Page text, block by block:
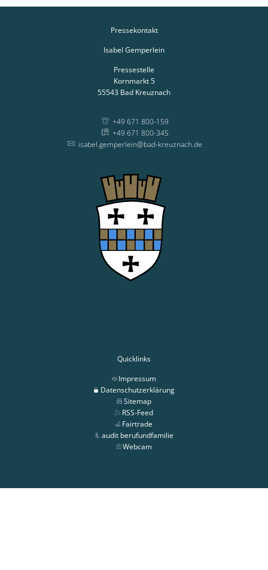
Pressekontakt
Isabel Gemperlein
Pressestelle
Kornmarkt 5
55543 Bad Kreuznach
+49 671 800-159
+49 671 800-345
isabel.gemperlein@bad-kreuznach.de
Quicklinks
Impressum
Datenschutzerklärung
Sitemap
RSS-Feed
Fairtrade
audit berufundfamilie
Webcam